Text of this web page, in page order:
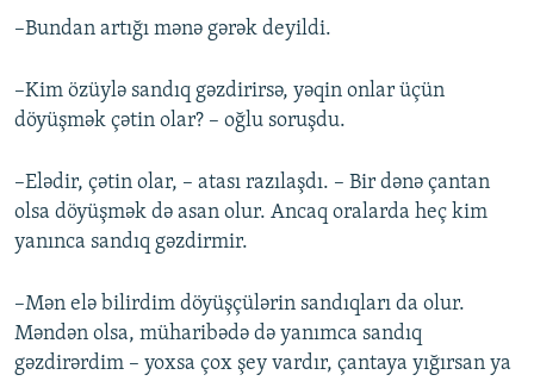
–Bundan artığı mənə gərək deyildi.
–Kim özüylə sandıq gəzdirirsə, yəqin onlar üçün
döyüşmək çətin olar? – oğlu soruşdu.
–Elədir, çətin olar, – atası razılaşdı. – Bir dənə çantan
olsa döyüşmək də asan olur. Ancaq oralarda heç kim
yanınca sandıq gəzdirmir.
–Mən elə bilirdim döyüşçülərin sandıqları da olur.
Məndən olsa, müharibədə də yanımca sandıq
gəzdirərdim – yoxsa çox şey vardır, çantaya yığırsan ya